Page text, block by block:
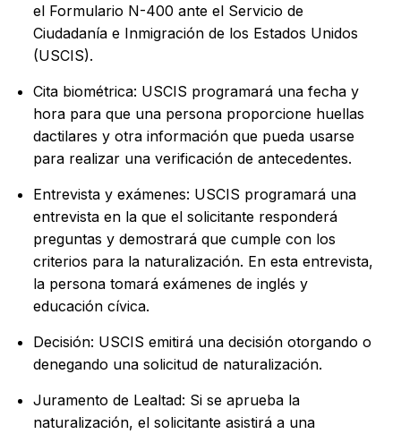
el Formulario N-400 ante el Servicio de
Ciudadanía e Inmigración de los Estados Unidos
(USCIS).
Cita biométrica: USCIS programará una fecha y
hora para que una persona proporcione huellas
dactilares y otra información que pueda usarse
para realizar una verificación de antecedentes.
Entrevista y exámenes: USCIS programará una
entrevista en la que el solicitante responderá
preguntas y demostrará que cumple con los
criterios para la naturalización. En esta entrevista,
la persona tomará exámenes de inglés y
educación cívica.
Decisión: USCIS emitirá una decisión otorgando o
denegando una solicitud de naturalización.
Juramento de Lealtad: Si se aprueba la
naturalización, el solicitante asistirá a una